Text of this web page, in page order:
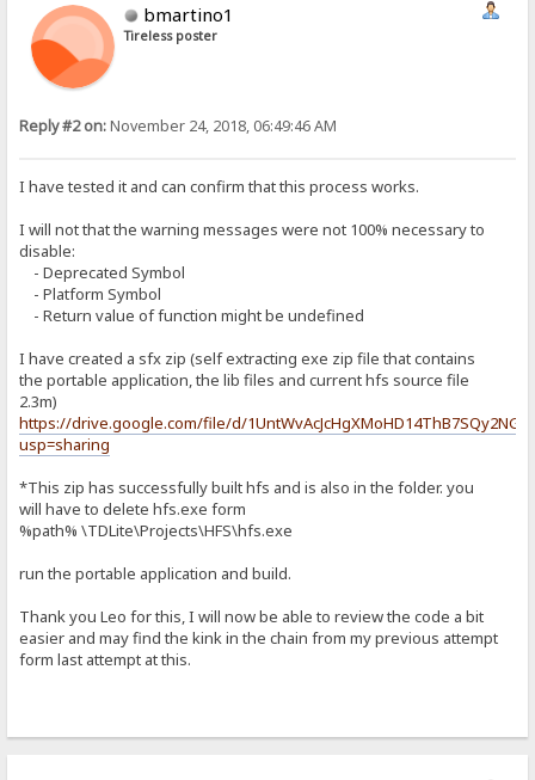
bmartino1
Tireless poster
Reply #2 on:November 24, 2018, 06:49:46 AM
I have tested it and can confirm that this process works.
I will not that the warning messages were not 100% necessary to
disable:
- Deprecated Symbol
- Platform Symbol
- Return value of function might be undefined
I have created a sfx zip (self extracting exe zip file that contains
the portable application, the lib files and current hfs source file
2.3m)
https://drive.google.com/file/d/
usp=sharing
*This zip has successfully built hfs and is also in the folder. you
will have to delete hfs.exe form
%path% \TDLite\Projects\HFS\hfs.exe
run the portable application and build.
Thank you Leo for this, I will now be able to review the code a bit
easier and may find the kink in the chain from my previous attempt
form last attempt at this.